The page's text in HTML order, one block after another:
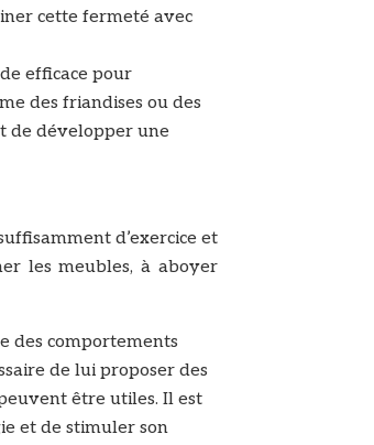
cette fermeté avec
efficace pour
des friandises ou des
de développer une
d’exercice et
les meubles, à aboyer
des comportements
de lui proposer des
être utiles. Il est
et de stimuler son